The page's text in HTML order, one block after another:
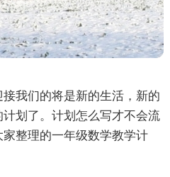
我们的将是新的生活，新的
划了。计划怎么写才不会流
整理的一年级数学教学计